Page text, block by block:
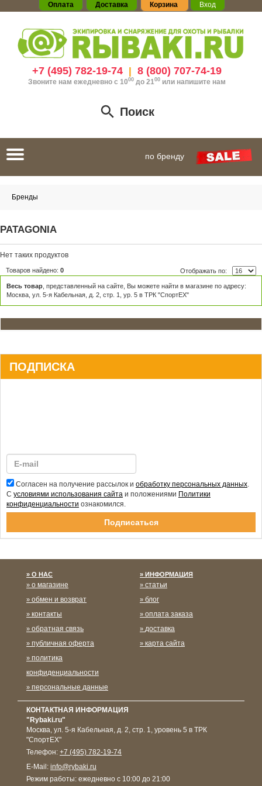
Оплата Доставка Корзина Вход
+7 (495) 782-19-74| 8 (800) 707-74-19
Звоните нам ежедневно с 1000до 21 00 или напишите нам
Поиск
Toggle
navigation
по бренду
Бренды
PATAGONIA
Нет таких продуктов
Товаров найдено: 0 Отображать по:
Весь товар , представленный на сайте, Вы можете найти в магазине по адресу:
Москва, ул. 5-я Кабельная, д. 2, стр. 1, ур. 5 в ТРК "СпортЕХ"
ПОДПИСКА
Согласен на получение рассылок и обработку персональных данных
С условиями использования сайта и положениями Политики
конфиденциальности ознакомился.
Спасибо за подписку!
О НАС
о магазине
обмен и возврат
контакты
обратная связь
публичная оферта
политика
конфиденциальности
персональные данные
ИНФОРМАЦИЯ
статьи
блог
оплата заказа
доставка
карта сайта
КОНТАКТНАЯ ИНФОРМАЦИЯ
"Rybaki.ru"
Москва, ул. 5-я Кабельная, д. 2, стр. 1, уровень 5 в ТРК
"СпортЕХ"
Телефон: +7 (495) 782-19-74
E-Mail: info@rybaki.ru
Режим работы: ежедневно с 10:00 до 21:00